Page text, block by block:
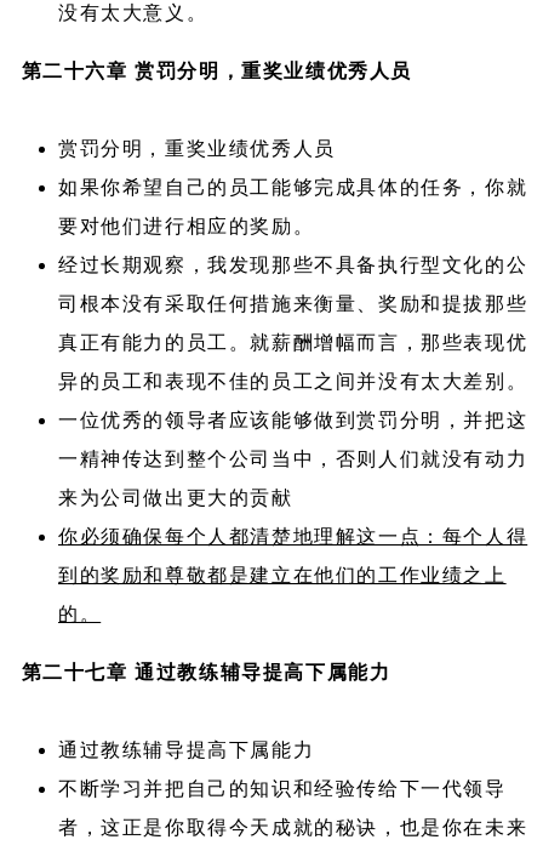
没有太大意义。
第二十六章 赏罚分明，重奖业绩优秀人员
赏罚分明，重奖业绩优秀人员
如果你希望自己的员工能够完成具体的任务，你就
要对他们进行相应的奖励。
经过长期观察，我发现那些不具备执行型文化的公
司根本没有采取任何措施来衡量、奖励和提拔那些
真正有能力的员工。就薪酬增幅而言，那些表现优
异的员工和表现不佳的员工之间并没有太大差别。
一位优秀的领导者应该能够做到赏罚分明，并把这
一精神传达到整个公司当中，否则人们就没有动力
来为公司做出更大的贡献
你必须确保每个人都清楚地理解这一点：每个人得
到的奖励和尊敬都是建立在他们的工作业绩之上
的。
第二十七章 通过教练辅导提高下属能力
通过教练辅导提高下属能力
不断学习并把自己的知识和经验传给下一代领导
者，这正是你取得今天成就的秘诀，也是你在未来